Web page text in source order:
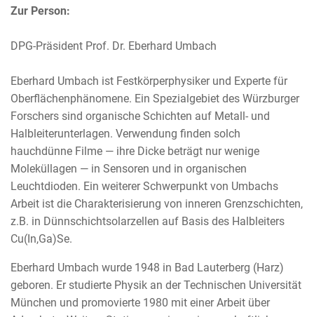
Zur Person:
DPG-Präsident Prof. Dr. Eberhard Umbach
Eberhard Umbach ist Festkörperphysiker und Experte für
Oberflächenphänomene. Ein Spezialgebiet des Würzburger
Forschers sind organische Schichten auf Metall- und
Halbleiterunterlagen. Verwendung finden solch
hauchdünne Filme — ihre Dicke beträgt nur wenige
Moleküllagen — in Sensoren und in organischen
Leuchtdioden. Ein weiterer Schwerpunkt von Umbachs
Arbeit ist die Charakterisierung von inneren Grenzschichten,
z.B. in Dünnschichtsolarzellen auf Basis des Halbleiters
Cu(In,Ga)Se.
Eberhard Umbach wurde 1948 in Bad Lauterberg (Harz)
geboren. Er studierte Physik an der Technischen Universität
München und promovierte 1980 mit einer Arbeit über